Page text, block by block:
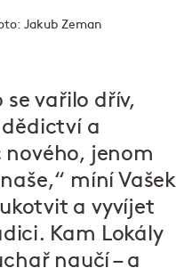
Jakub Zeman
vařilo dřív,
a
nového, jenom
míní Vašek
a vyvíjet
Kam Lokály
naučí – a